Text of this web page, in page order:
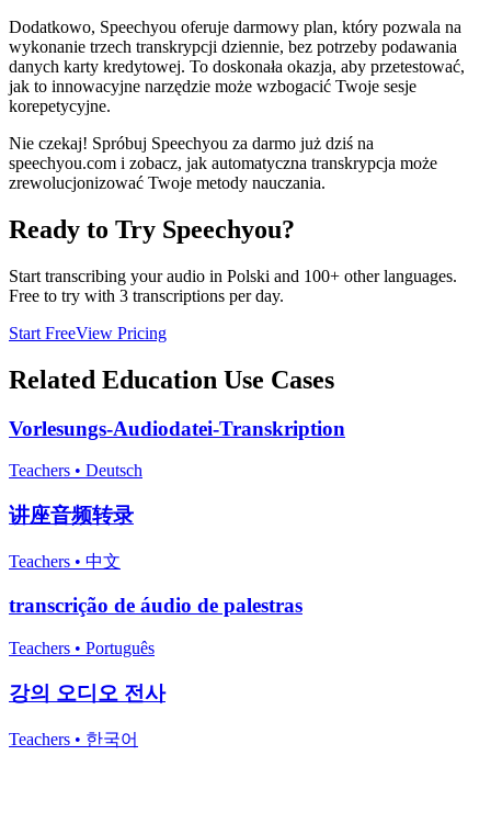
Dodatkowo, Speechyou oferuje darmowy plan, który pozwala na
wykonanie trzech transkrypcji dziennie, bez potrzeby podawania
danych karty kredytowej. To doskonała okazja, aby przetestować,
jak to innowacyjne narzędzie może wzbogacić Twoje sesje
korepetycyjne.
Nie czekaj! Spróbuj Speechyou za darmo już dziś na
speechyou.com i zobacz, jak automatyczna transkrypcja może
zrewolucjonizować Twoje metody nauczania.
Ready to Try Speechyou?
Start transcribing your audio in Polski and 100+ other languages.
Free to try with 3 transcriptions per day.
Start FreeView Pricing
Related Education Use Cases
Vorlesungs-Audiodatei-Transkription
Teachers • Deutsch
讲座音频转录
Teachers • 中文
transcrição de áudio de palestras
Teachers • Português
강의 오디오 전사
Teachers • 한국어